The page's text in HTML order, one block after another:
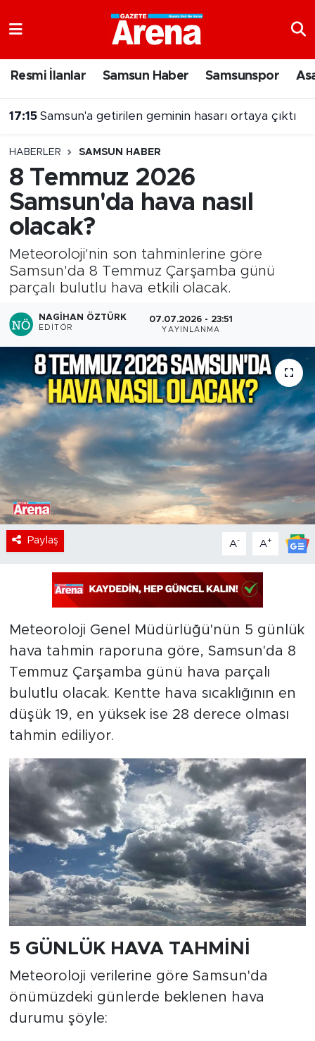
Resmi İlanlar Samsun Haber Samsunspor
17:15 Samsun'a getirilen geminin hasarı ortaya çıktı
HABERLER SAMSUN HABER
8 Temmuz 2026
Samsun'da hava nasıl
olacak?
Meteoroloji'nin son tahminlerine göre
Samsun'da 8 Temmuz Çarşamba günü
parçalı bulutlu hava etkili olacak.
NAGIHAN ÖZTÜRK
EDITÖR
07.07.2026 - 23:51
YAYINLANMA
Paylaş A- A+
Meteoroloji Genel Müdürlüğü'nün 5 günlük
hava tahmin raporuna göre, Samsun'da 8
Temmuz Çarşamba günü hava parçalı
bulutlu olacak. Kentte hava sıcaklığının en
düşük 19, en yüksek ise 28 derece olması
tahmin ediliyor.
5 GÜNLÜK HAVA TAHMİNİ
Meteoroloji verilerine göre Samsun'da
önümüzdeki günlerde beklenen hava
durumu şöyle:
Samsun Namaz Vakitleri
Süper Lig Puan Durumu ve Fikstür
Tüm Manşetler
Son Dakika Haberleri